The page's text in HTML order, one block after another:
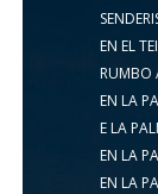
EN EL
RUMBO
EN LA
E LA
EN LA
EN LA